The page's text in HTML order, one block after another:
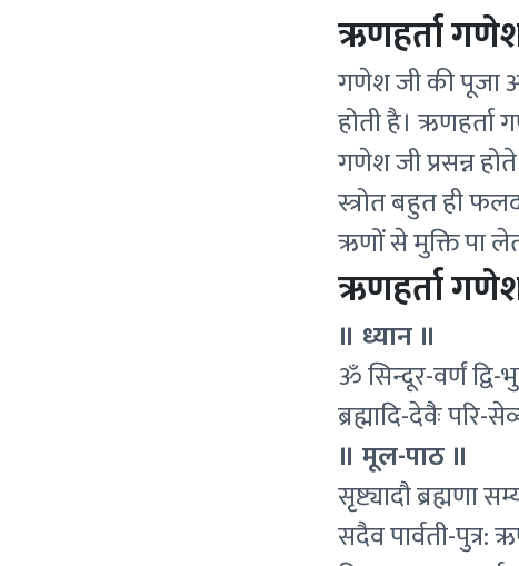
ऋणहर्ता गणेश
गणेश जी की पूजा
होती है। ऋणहर्ता
गणेश जी प्रसन्न
स्त्रोत बहुत ही
ऋणों से मुक्ति पा
ऋणहर्ता गणेश
॥ ध्यान ॥
ॐ सिन्दूर-वर्णं
ब्रह्मादि-देवैः परि-
॥ मूल-पाठ ॥
सृष्ट्यादौ ब्रह्मणा
सदैव पार्वती-